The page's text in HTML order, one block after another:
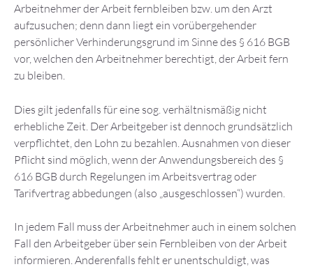
Arbeitnehmer der Arbeit fernbleiben bzw. um den Arzt
aufzusuchen; denn dann liegt ein vorübergehender
persönlicher Verhinderungsgrund im Sinne des § 616 BGB
vor, welchen den Arbeitnehmer berechtigt, der Arbeit fern
zu bleiben.
Dies gilt jedenfalls für eine sog. verhältnismäßig nicht
erhebliche Zeit. Der Arbeitgeber ist dennoch grundsätzlich
verpflichtet, den Lohn zu bezahlen. Ausnahmen von dieser
Pflicht sind möglich, wenn der Anwendungsbereich des §
616 BGB durch Regelungen im Arbeitsvertrag oder
Tarifvertrag abbedungen (also „ausgeschlossen“) wurden.
In jedem Fall muss der Arbeitnehmer auch in einem solchen
Fall den Arbeitgeber über sein Fernbleiben von der Arbeit
informieren. Anderenfalls fehlt er unentschuldigt, was